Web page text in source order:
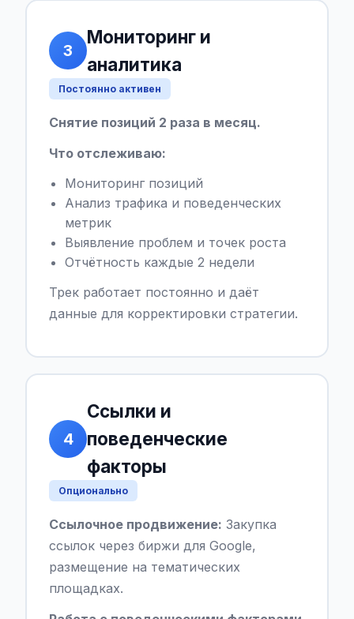
3
Мониторинг и
аналитика
Постоянно активен
Снятие позиций 2 раза в месяц.
Что отслеживаю:
Мониторинг позиций
Анализ трафика и поведенческих
метрик
Выявление проблем и точек роста
Отчётность каждые 2 недели
Трек работает постоянно и даёт
данные для корректировки стратегии.
4
Ссылки и
поведенческие
факторы
Опционально
Ссылочное продвижение: Закупка
ссылок через биржи для Google,
размещение на тематических
площадках.